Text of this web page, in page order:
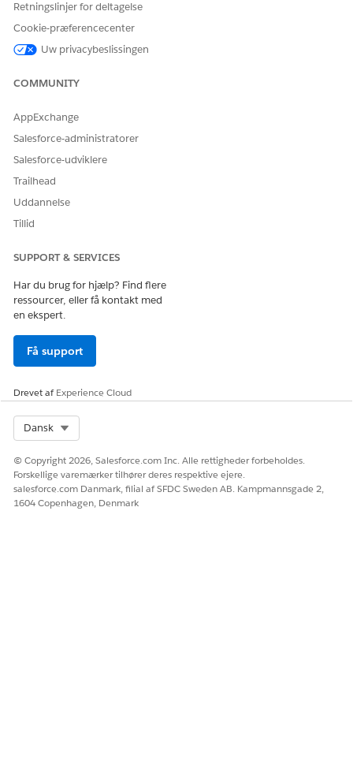
dette forløb i Flow Builder til at inkludere tilpasset logik, f.eks.
automatiserede managergodkendelser eller lagerkontroller.
BEMÆRKForløbet udløser en Apex, der nulstiller den
anmodende brugers Salesforce-adgangskode.
Integration
integrationer for registrering eller fuldførelse. Brug Flow
definerer, hvordan anmodningen registreres og fuldføres.
Giv os besked, så vi kan forbedre os!
Retningslinjer for deltagelse
Cookie-præferencecenter
Uw privacybeslissingen
COMMUNITY
AppExchange
Salesforce-administratorer
Salesforce-udviklere
Trailhead
Uddannelse
Tillid
SUPPORT & SERVICES
Har du brug for hjælp? Find flere
ressourcer, eller få kontakt med
en ekspert.
Få support
Drevet afExperience Cloud
Dansk
© Copyright 2026, Salesforce.com Inc. Alle rettigheder forbeholdes.
Forskellige varemærker tilhører deres respektive ejere.
salesforce.com Danmark, filial af SFDC Sweden AB. Kampmannsgade 2,
1604 Copenhagen, Denmark